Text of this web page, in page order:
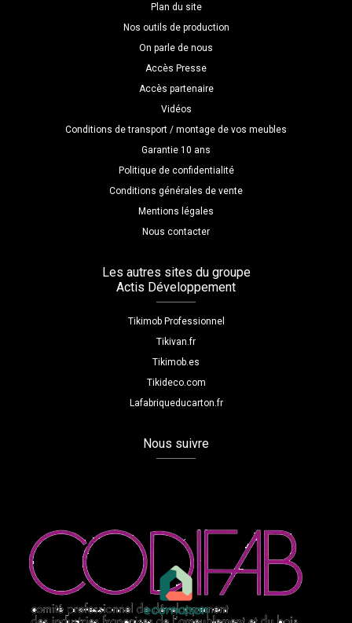
Plan du site
Nos outils de production
On parle de nous
Accès Presse
Accès partenaire
Vidéos
Conditions de transport / montage de vos meubles
Garantie 10 ans
Politique de confidentialité
Conditions générales de vente
Mentions légales
Nous contacter
Les autres sites du groupe
Actis Développement
Tikimob Professionnel
Tikivan.fr
Tikimob.es
Tikideco.com
Lafabriqueducarton.fr
Nous suivre